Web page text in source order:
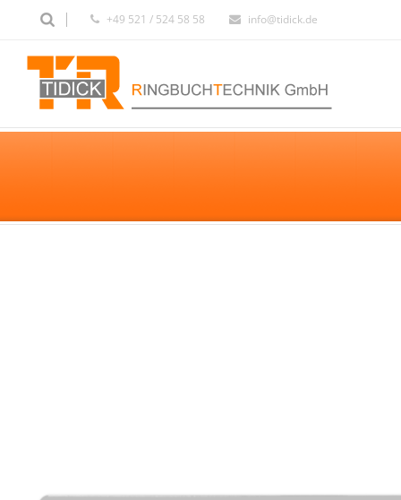
+49 521 / 524 58 58 info@tidick.de